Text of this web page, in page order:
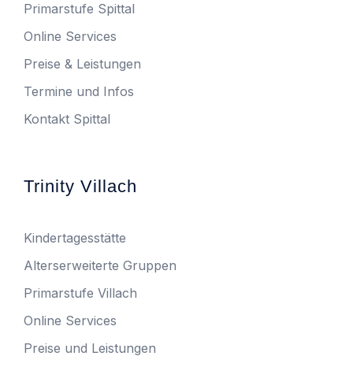
Primarstufe Spittal
Online Services
Preise & Leistungen
Termine und Infos
Kontakt Spittal
Trinity Villach
Kindertagesstätte
Alterserweiterte Gruppen
Primarstufe Villach
Online Services
Preise und Leistungen